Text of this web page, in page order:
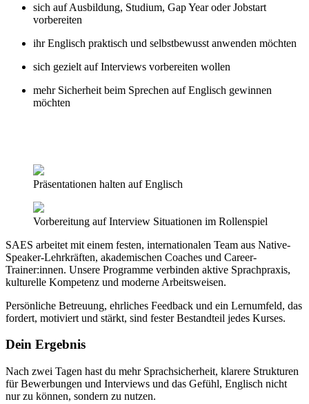
sich auf Ausbildung, Studium, Gap Year oder Jobstart
vorbereiten
ihr Englisch praktisch und selbstbewusst anwenden möchten
sich gezielt auf Interviews vorbereiten wollen
mehr Sicherheit beim Sprechen auf Englisch gewinnen
möchten
Präsentationen halten auf Englisch
Vorbereitung auf Interview Situationen im Rollenspiel
SAES arbeitet mit einem festen, internationalen Team aus Native-
Speaker-Lehrkräften, akademischen Coaches und Career-
Trainer:innen. Unsere Programme verbinden aktive Sprachpraxis,
kulturelle Kompetenz und moderne Arbeitsweisen.
Persönliche Betreuung, ehrliches Feedback und ein Lernumfeld, das
fordert, motiviert und stärkt, sind fester Bestandteil jedes Kurses.
Dein Ergebnis
Nach zwei Tagen hast du mehr Sprachsicherheit, klarere Strukturen
für Bewerbungen und Interviews und das Gefühl, Englisch nicht
nur zu können, sondern zu nutzen.